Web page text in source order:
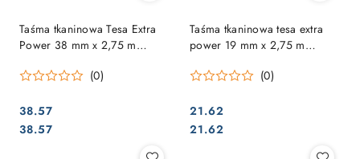
Taśma tkaninowa Tesa Extra
Power 38 mm x 2,75 m
(0)
Cena:
38.57
Cena:
38.57
Taśma tkaninowa tesa extra
power 19 mm x 2,75 m
(0)
Cena:
21.62
Cena:
21.62